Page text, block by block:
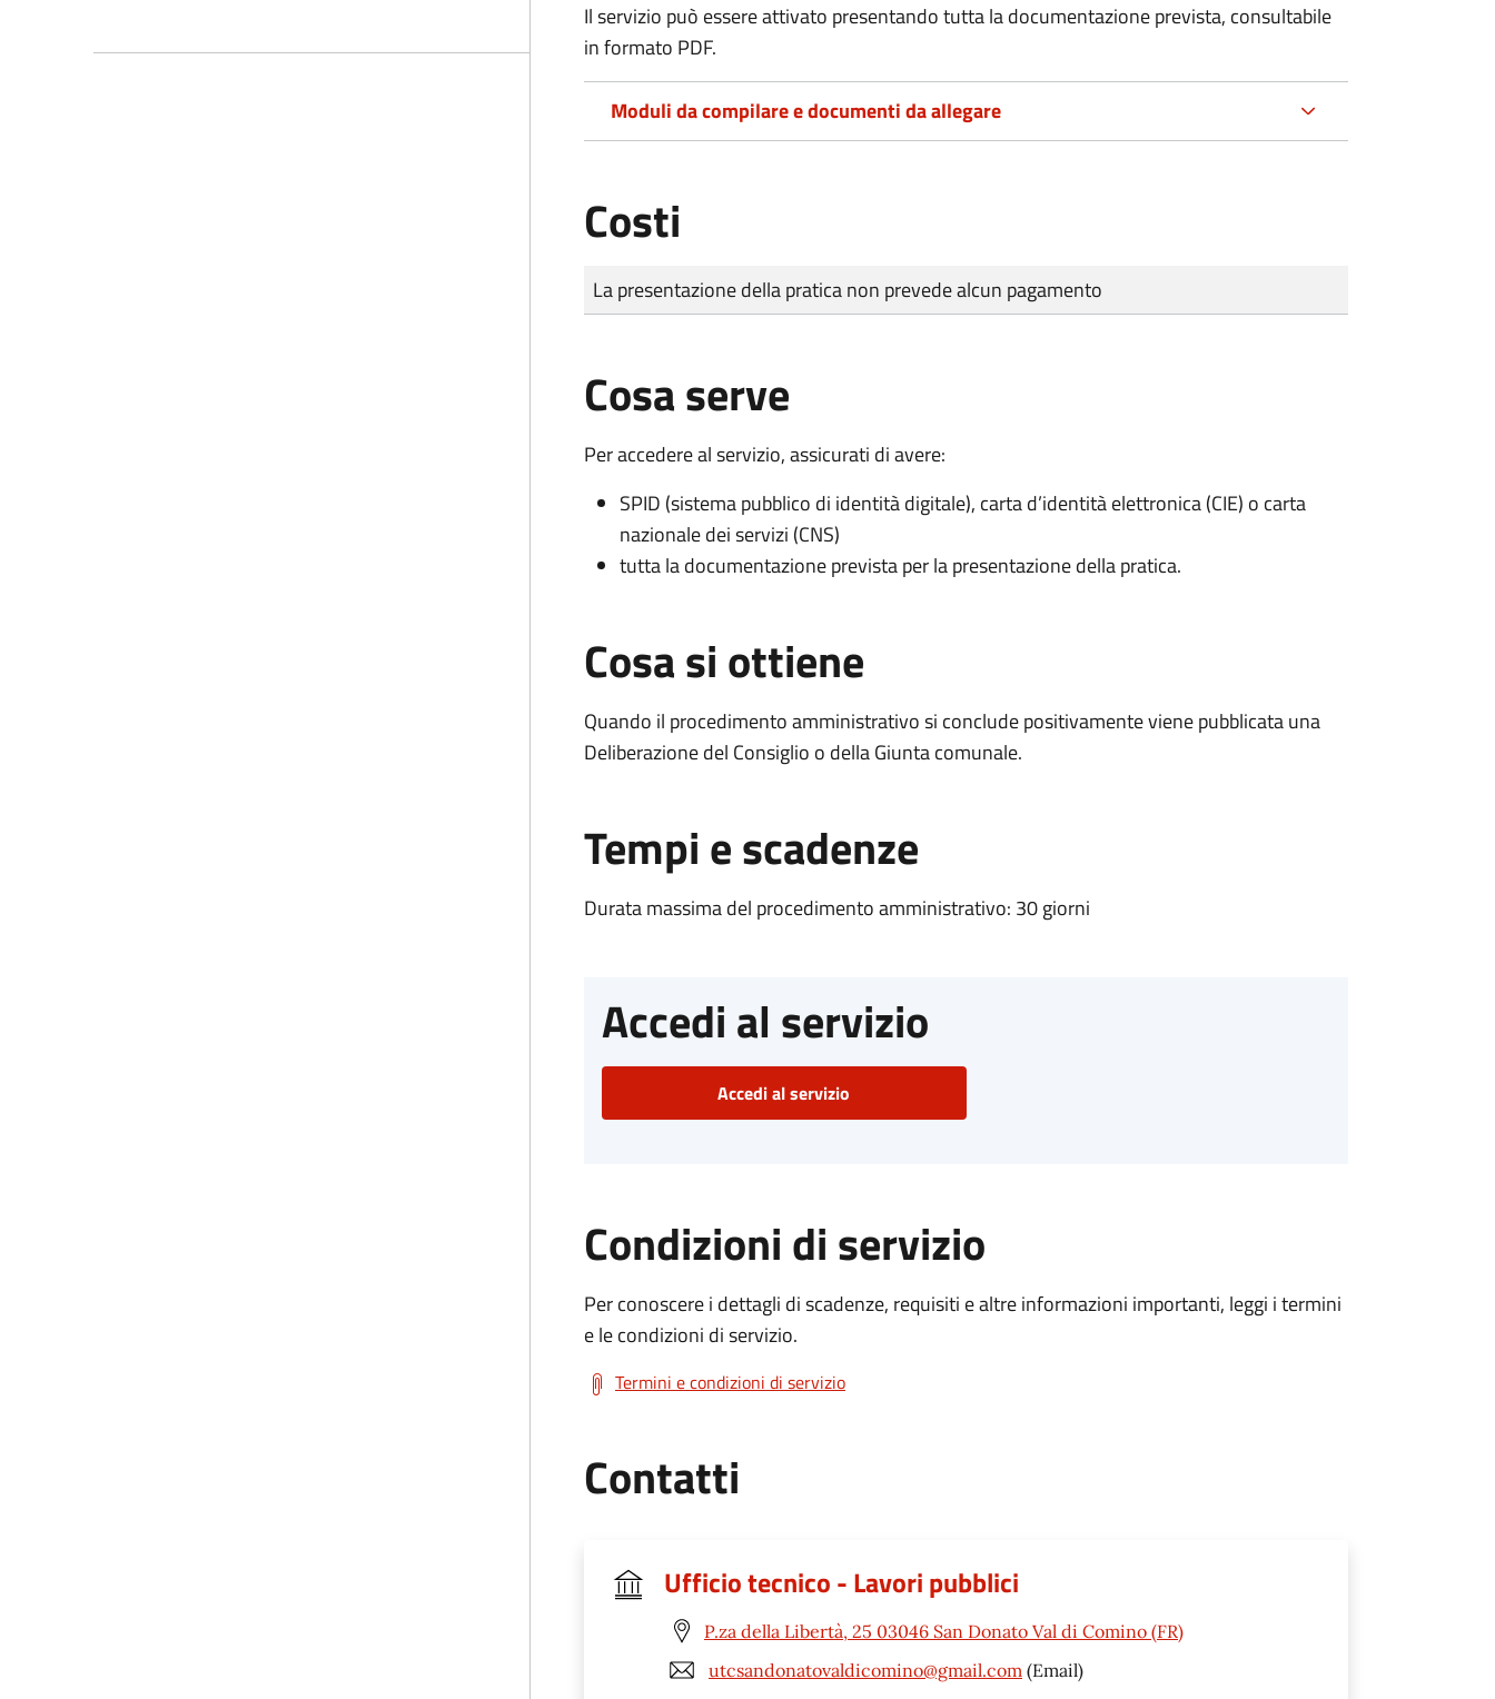
Il servizio può essere attivato presentando tutta la documentazione prevista, consultabile
in formato PDF.
Moduli da compilare e documenti da allegare
Costi
Tipo di pagamento
Importo
La presentazione della pratica non prevede alcun pagamento
Cosa serve
Per accedere al servizio, assicurati di avere:
SPID (sistema pubblico di identità digitale), carta d’identità elettronica (CIE) o carta
nazionale dei servizi (CNS)
tutta la documentazione prevista per la presentazione della pratica.
Cosa si ottiene
Quando il procedimento amministrativo si conclude positivamente viene pubblicata una
Deliberazione del Consiglio o della Giunta comunale.
Tempi e scadenze
Durata massima del procedimento amministrativo: 30 giorni
Accedi al servizio
Accedi al servizio
Condizioni di servizio
Per conoscere i dettagli di scadenze, requisiti e altre informazioni importanti, leggi i termini
e le condizioni di servizio.
Termini e condizioni di servizio
Contatti
Ufficio tecnico - Lavori pubblici
P.za della Libertà, 25 03046 San Donato Val di Comino (FR)
utcsandonatovaldicomino@gmail.com (Email)